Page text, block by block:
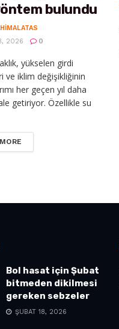
bulundu
2026
0
yükselen girdi
ve iklim değişikliğinin
her geçen yıl daha
getiriyor. Özellikle su
Bol hasat için Şubat
bitmeden dikilmesi
gereken sebzeler
ŞUBAT 18, 2026